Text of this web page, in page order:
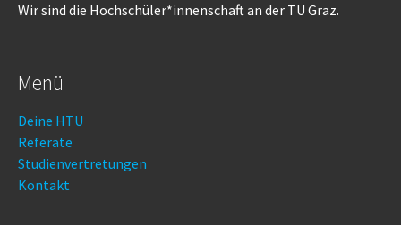
Wir sind die Hochschüler*innenschaft an der TU Graz.
Menü
Deine HTU
Referate
Studienvertretungen
Kontakt